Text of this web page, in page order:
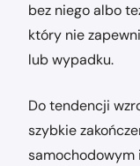
bez niego albo
który nie
lub wypadku.
Do tendencji
szybkie
samochodowym